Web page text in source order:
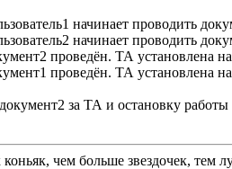
начинает проводить
начинает проводить
проведён. ТА установлена
проведён. ТА установлена
за ТА и остановку работы
коньяк, чем больше звездочек, тем